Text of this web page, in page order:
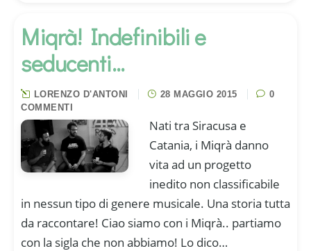
Miqrà! Indefinibili e
seducenti…
LORENZO D'ANTONI 28 MAGGIO 2015
0
COMMENTI
Nati tra Siracusa e
Catania, i Miqrà danno
vita ad un progetto
inedito non classificabile
in nessun tipo di genere musicale. Una storia tutta
da raccontare! Ciao siamo con i Miqrà.. partiamo
con la sigla che non abbiamo! Lo dico…